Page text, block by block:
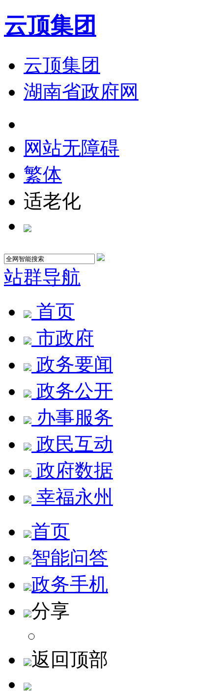
云顶集团
云顶集团
湖南省政府网
网站无障碍
繁体
适老化
站群导航
首页
市政府
政务要闻
政务公开
办事服务
政民互动
政府数据
幸福永州
首页
智能问答
政务手机
分享
返回顶部